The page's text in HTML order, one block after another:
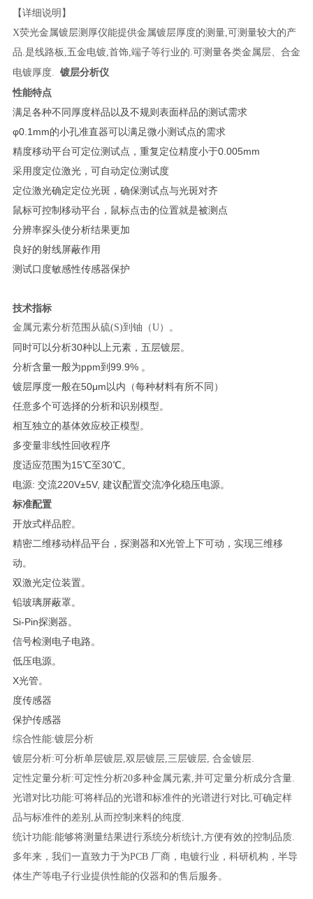
【详细说明】
X荧光金属镀层测厚仪能提供金属镀层厚度的测量,可测量较大的产
品.是线路板,五金电镀,首饰,端子等行业的.可测量各类金属层、合金
电镀厚度. 镀层分析仪
性能特点
满足各种不同厚度样品以及不规则表面样品的测试需求
φ0.1mm的小孔准直器可以满足微小测试点的需求
精度移动平台可定位测试点，重复定位精度小于0.005mm
采用度定位激光，可自动定位测试度
定位激光确定定位光斑，确保测试点与光斑对齐
鼠标可控制移动平台，鼠标点击的位置就是被测点
分辨率探头使分析结果更加
良好的射线屏蔽作用
测试口度敏感性传感器保护
技术指标
金属元素分析范围从硫(S)到铀（U）。
同时可以分析30种以上元素，五层镀层。
分析含量一般为ppm到99.9% 。
镀层厚度一般在50μm以内（每种材料有所不同）
任意多个可选择的分析和识别模型。
相互独立的基体效应校正模型。
多变量非线性回收程序
度适应范围为15℃至30℃。
电源: 交流220V±5V, 建议配置交流净化稳压电源。
标准配置
开放式样品腔。
精密二维移动样品平台，探测器和X光管上下可动，实现三维移
动。
双激光定位装置。
铅玻璃屏蔽罩。
Si-Pin探测器。
信号检测电子电路。
低压电源。
X光管。
度传感器
保护传感器
综合性能:镀层分析
镀层分析:可分析单层镀层,双层镀层,三层镀层, 合金镀层.
定性定量分析:可定性分析20多种金属元素,并可定量分析成分含量.
光谱对比功能:可将样品的光谱和标准件的光谱进行对比,可确定样
品与标准件的差别,从而控制来料的纯度.
统计功能:能够将测量结果进行系统分析统计,方便有效的控制品质.
多年来，我们一直致力于为PCB 厂商，电镀行业，科研机构，半导
体生产等电子行业提供性能的仪器和的售后服务。